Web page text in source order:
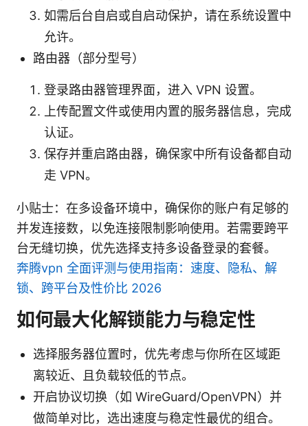
如需后台自启或自启动保护，请在系统设置中
允许。
路由器（部分型号）
登录路由器管理界面，进入 VPN 设置。
上传配置文件或使用内置的服务器信息，完成
认证。
保存并重启路由器，确保家中所有设备都自动
走 VPN。
小贴士：在多设备环境中，确保你的账户有足够的
并发连接数，以免连接限制影响使用。若需要跨平
台无缝切换，优先选择支持多设备登录的套餐。
奔腾vpn 全面评测与使用指南：速度、隐私、解
锁、跨平台及性价比 2026
如何最大化解锁能力与稳定性
选择服务器位置时，优先考虑与你所在区域距
离较近、且负载较低的节点。
开启协议切换（如 WireGuard/OpenVPN）并
做简单对比，选出速度与稳定性最优的组合。